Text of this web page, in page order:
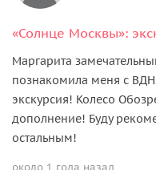
Маргарита
познакомила меня с
экскурсия! Колесо
дополнение! Буду
остальным!
около 1 года назад